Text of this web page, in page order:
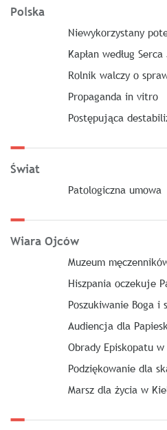
Polska
Niewykorzystany
Kapłan według
Rolnik walczy o
Propaganda in vitro
Postępująca
Świat
Patologiczna umowa
Wiara Ojców
Muzeum
Hiszpania oczekuje
Poszukiwanie Boga i
Audiencja dla
Obrady Episkopatu w
Podziękowanie dla
Marsz dla życia w